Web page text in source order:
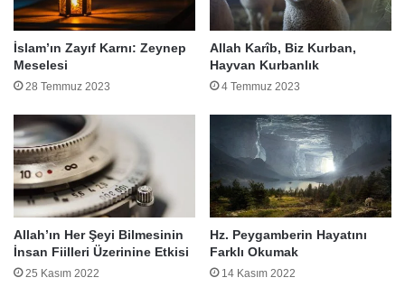
İslam’ın Zayıf Karnı: Zeynep
Meselesi
28 Temmuz 2023
Allah Karîb, Biz Kurban,
Hayvan Kurbanlık
4 Temmuz 2023
Allah’ın Her Şeyi Bilmesinin
İnsan Fiilleri Üzerinine Etkisi
25 Kasım 2022
Hz. Peygamberin Hayatını
Farklı Okumak
14 Kasım 2022